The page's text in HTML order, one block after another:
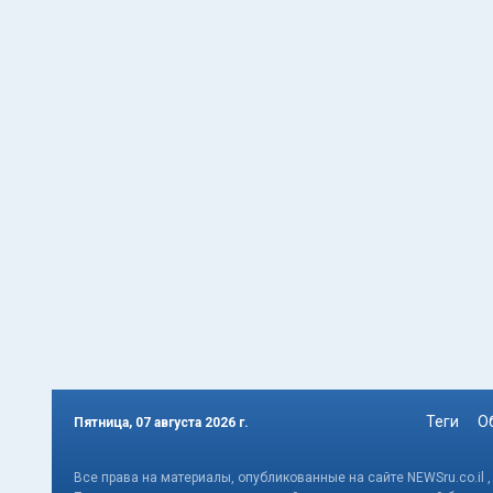
Пятница, 07 августа 2026 г. Теги
Все права на материалы, опубликованные на сайте NEWSru.co.il